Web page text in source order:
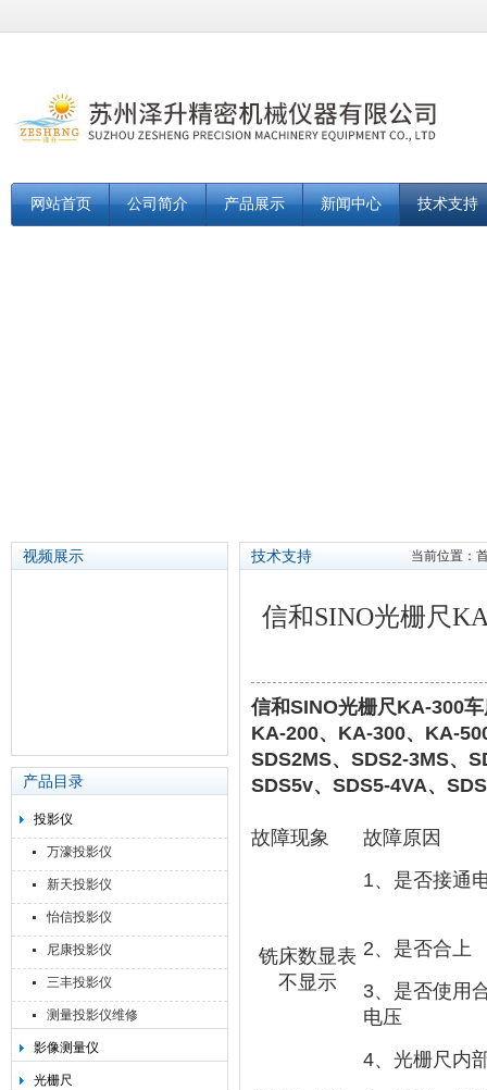
网站首页 公司简介 产品展示 新闻中心 技术支持
视频展示
产品目录
投影仪
万濠投影仪
新天投影仪
怡信投影仪
尼康投影仪
三丰投影仪
测量投影仪维修
影像测量仪
光栅尺
技术支持 当前位置：
信和SINO光栅尺
信和SINO光栅尺KA-300
KA-200、KA-300、KA-
SDS2MS、SDS2-3MS、
SDS5v、SDS5-4VA、
故障现象 故障原因
铣床数显表
不显示
1、是否接通
2、是否合上
3、是否使用
电压
4、光栅尺内